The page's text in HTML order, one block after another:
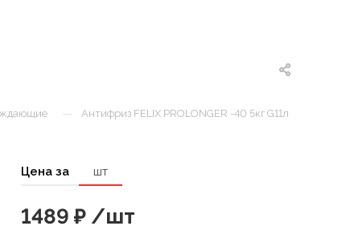
— Антифриз FELIX PROLONGER -40 5кг G11л
Цена за шт
1489 ₽/шт